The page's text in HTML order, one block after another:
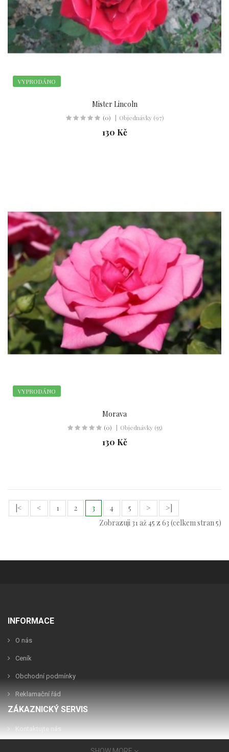
VYPRODÁNO
Mister Lincoln
(0) Objednávky (97)
130 Kč
VYPRODÁNO
Morava
(0) Objednávky (55)
130 Kč
|< < 1 2 3 4 5 >
>|
Zobrazuji 31 až 45 z 63 (celkem stran 5)
INFORMACE
O nás
Ceník
Obchodní podmínky
Reklamační řád
ZÁKAZNICKÝ SERVIS
Kontaktujte nás